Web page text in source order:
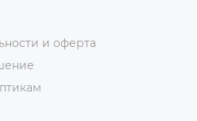
и оферта